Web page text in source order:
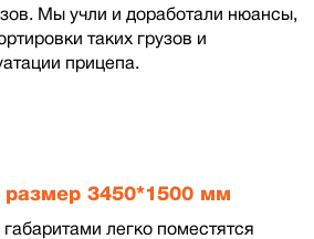
Мы учли и доработали нюансы,
таких грузов и
прицепа.
3450*1500 мм
легко поместятся